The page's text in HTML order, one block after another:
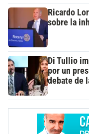
Ricardo
sobre la
Di Tullio
por un
debate de